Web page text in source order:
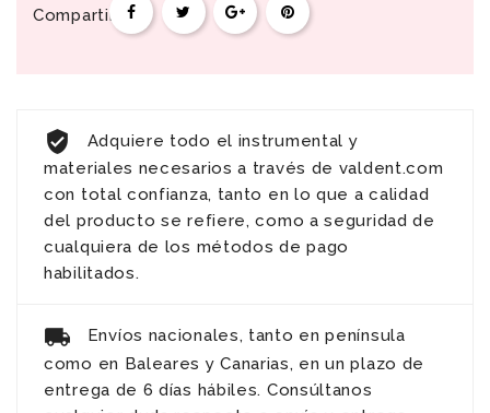
Compartir
Adquiere todo el instrumental y
materiales necesarios a través de valdent.com
con total confianza, tanto en lo que a calidad
del producto se refiere, como a seguridad de
cualquiera de los métodos de pago
habilitados.
Envíos nacionales, tanto en península
como en Baleares y Canarias, en un plazo de
entrega de 6 días hábiles. Consúltanos